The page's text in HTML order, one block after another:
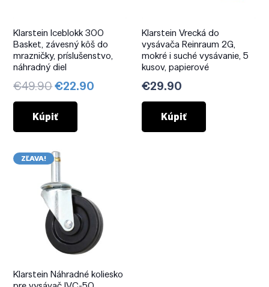
Klarstein Iceblokk 300
Basket, závesný kôš do
mrazničky, príslušenstvo,
náhradný diel
€49.90Pôvodná
cena
bola:
€49.90.
€22.90 Aktuálna
Kúpiť
Klarstein Vrecká do
vysávača Reinraum 2G,
mokré i suché vysávanie, 5
kusov, papierové
€29.90
Kúpiť
ZĽAVA!
Klarstein Náhradné koliesko